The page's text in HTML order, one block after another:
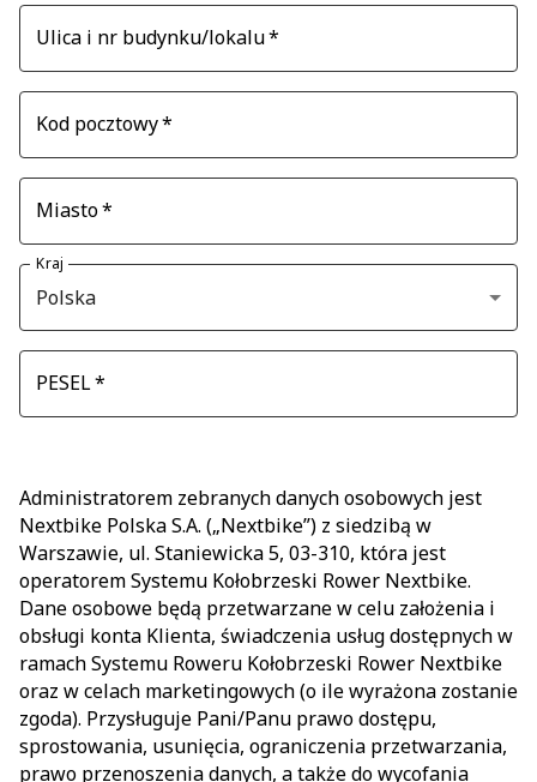
Ulica i nr budynku/lokalu*
Kod pocztowy*
Miasto*
Kraj
Polska
PESEL*
Administratorem zebranych danych osobowych jest
Nextbike Polska S.A. („Nextbike”) z siedzibą w
Warszawie, ul. Staniewicka 5, 03-310, która jest
operatorem Systemu Kołobrzeski Rower Nextbike.
Dane osobowe będą przetwarzane w celu założenia i
obsługi konta Klienta, świadczenia usług dostępnych w
ramach Systemu Roweru Kołobrzeski Rower Nextbike
oraz w celach marketingowych (o ile wyrażona zostanie
zgoda). Przysługuje Pani/Panu prawo dostępu,
sprostowania, usunięcia, ograniczenia przetwarzania,
prawo przenoszenia danych, a także do wycofania